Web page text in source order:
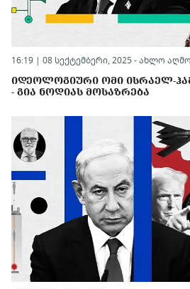
16:19 | 08 სექტემბერი, 2025 - ახლო
ᲘᲓᲔᲝᲚᲝᲒᲘᲣᲠᲘ ᲝᲛᲘ ᲘᲡᲠᲐᲔᲚ-
- ᲒᲘᲐ ᲜᲝᲓᲘᲐᲡ ᲛᲝᲡᲐᲖᲠᲔᲑᲐ